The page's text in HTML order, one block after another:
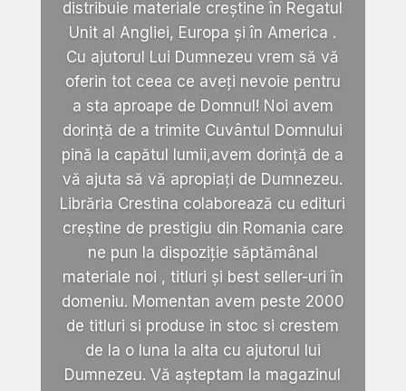
distribuie materiale creștine în Regatul
Unit al Angliei, Europa și în America .
Cu ajutorul Lui Dumnezeu vrem să vă
oferin tot ceea ce aveți nevoie pentru
a sta aproape de Domnul! Noi avem
dorință de a trimite Cuvântul Domnului
pină la capătul lumii,avem dorință de a
vă ajuta să vă apropiați de Dumnezeu.
Librăria Crestina colaborează cu edituri
creștine de prestigiu din Romania care
ne pun la dispoziție săptămânal
materiale noi , titluri și best seller-uri în
domeniu. Momentan avem peste 2000
de titluri si produse in stoc si crestem
de la o luna la alta cu ajutorul lui
Dumnezeu. Vă așteptam la magazinul